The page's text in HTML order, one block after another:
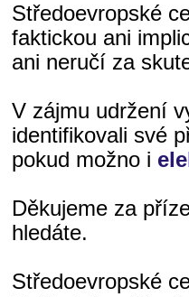
Středoevropské
faktickou ani
ani neručí za
V zájmu udržení
identifikovali své
pokud možno i
Děkujeme za
hledáte.
Středoevropské